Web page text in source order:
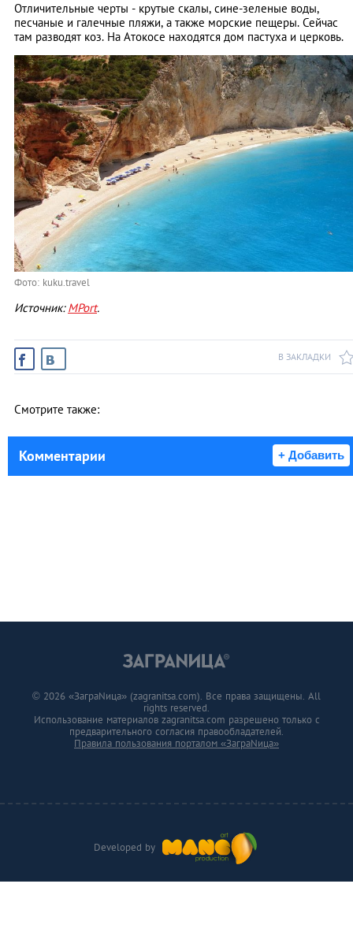
Отличительные черты - крутые скалы, сине-зеленые воды,
песчаные и галечные пляжи, а также морские пещеры. Сейчас
там разводят коз. На Атокосе находятся дом пастуха и церковь.
Фото: kuku.travel
Источник:MPort.
В ЗАКЛАДКИ
Смотрите также:
Комментарии + Добавить
Developed by
© 2026 «ЗаграNица» (zagranitsa.com). Все права защищены. All
rights reserved.
Использование материалов zagranitsa.com разрешено только с
предварительного согласия правообладателей.
Правила пользования порталом «ЗаграNица»